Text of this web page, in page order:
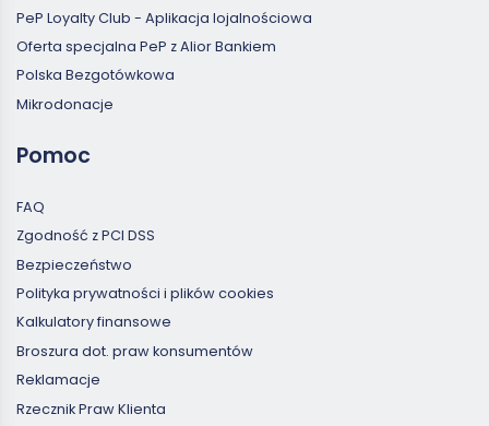
PeP Loyalty Club - Aplikacja lojalnościowa
Oferta specjalna PeP z Alior Bankiem
Polska Bezgotówkowa
Mikrodonacje
Pomoc
FAQ
Zgodność z PCI DSS
Bezpieczeństwo
Polityka prywatności i plików cookies
Kalkulatory finansowe
Broszura dot. praw konsumentów
Reklamacje
Rzecznik Praw Klienta